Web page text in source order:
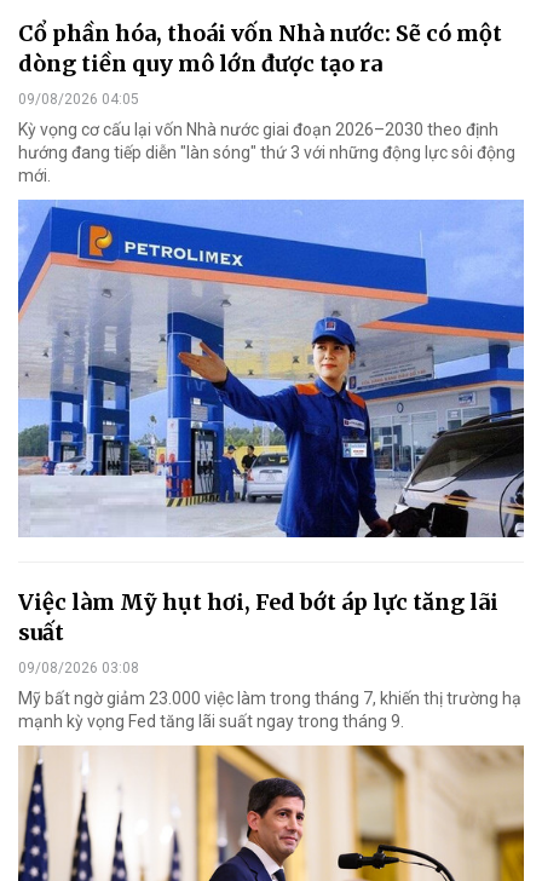
Cổ phần hóa, thoái vốn Nhà nước: Sẽ có một
dòng tiền quy mô lớn được tạo ra
09/08/2026 04:05
Kỳ vọng cơ cấu lại vốn Nhà nước giai đoạn 2026–2030 theo định
hướng đang tiếp diễn "làn sóng" thứ 3 với những động lực sôi động
mới.
Việc làm Mỹ hụt hơi, Fed bớt áp lực tăng lãi
suất
09/08/2026 03:08
Mỹ bất ngờ giảm 23.000 việc làm trong tháng 7, khiến thị trường hạ
mạnh kỳ vọng Fed tăng lãi suất ngay trong tháng 9.